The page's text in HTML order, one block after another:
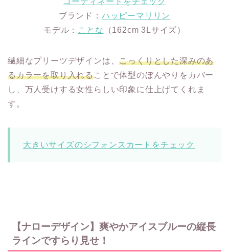
ブランド： ハッピーマリリン
モデル： ことな （162cm 3Lサイズ）
繊細なプリーツデザインは、こっくりとした深みのあ
るカラーを取り入れることで体型のぼんやりをカバー
し、万人受けする女性らしい印象に仕上げてくれま
す。
大きいサイズのシフォンスカートをチェック
【ナローデザイン】爽やかアイスブルーの縦長
ラインですらり見せ！